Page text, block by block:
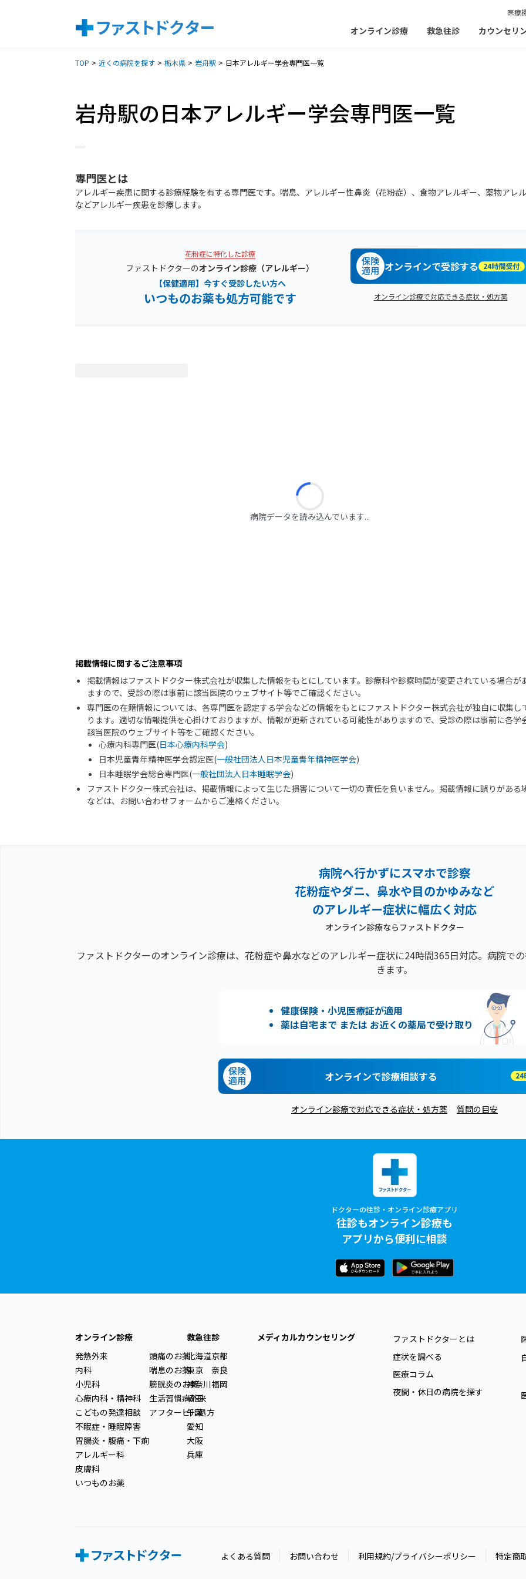
医療
オンライン診療 救急往診 カウンセリ
TOP 近くの病院を探す 栃木県 岩舟駅 日本アレルギー学会専門医一覧
岩舟駅の日本アレルギー学会専門医一覧
専門医とは
アレルギー疾患に関する診療経験を有する専門医です。喘息、アレルギー性鼻炎（花粉症）、食物アレルギー、薬物アレ
などアレルギー疾患を診療します。
花粉症に特化した診療
ファストドクターのオンライン診療（アレルギー）
【保健適用】今すぐ受診したい方へ
いつものお薬も処方可能です
オンラインで受診する
オンライン診療で対応できる症状・処方薬
病院データを読み込んでいます...
掲載情報に関するご注意事項
掲載情報はファストドクター株式会社が収集した情報をもとにしています。診療科や診察時間が変更されている場合が
ますので、受診の際は事前に該当医院のウェブサイト等でご確認ください。
専門医の在籍情報については、各専門医を認定する学会などの情報をもとにファストドクター株式会社が独自に収集し
ります。適切な情報提供を心掛けておりますが、情報が更新されている可能性がありますので、受診の際は事前に各学
該当医院のウェブサイト等をご確認ください。
心療内科専門医(日本心療内科学会)
日本児童青年精神医学会認定医(一般社団法人日本児童青年精神医学会)
日本睡眠学会総合専門医(一般社団法人日本睡眠学会)
ファストドクター株式会社は、掲載情報によって生じた損害について一切の責任を負いません。掲載情報に誤りがある
などは、お問い合わせフォームからご連絡ください。
病院へ行かずにスマホで診察
花粉症やダニ、鼻水や目のかゆみなど
のアレルギー症状に幅広く対応
オンライン診療ならファストドクター
ファストドクターのオンライン診療は、花粉症や鼻水などのアレルギー症状に24時間365日対応。病院で
きます。
健康保険・小児医療証が適用
薬は自宅まで または お近くの薬局で受け取り
オンラインで診療相談する
オンライン診療で対応できる症状・処方薬 質問の目安
ドクターの往診・オンライン診療アプリ
往診もオンライン診療も
アプリから便利に相談
オンライン診療
発熱外来
内科
小児科
心療内科・精神科
こどもの発達相談
不眠症・睡眠障害
胃腸炎・腹痛・下痢
アレルギー科
皮膚科
いつものお薬
頭痛のお薬
喘息のお薬
膀胱炎のお薬
生活習慣病外来
アフターピル処方
救急往診
北海道
東京
神奈川
埼玉
千葉
愛知
大阪
兵庫
京都
奈良
福岡
メディカルカウンセリング
ファストドクターとは
症状を調べる
医療コラム
夜間・休日の病院を探す
よくある質問 お問い合わせ 利用規約/プライバシーポリシー 特定商